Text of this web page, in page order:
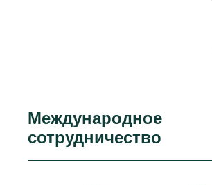
Международное
сотрудничество